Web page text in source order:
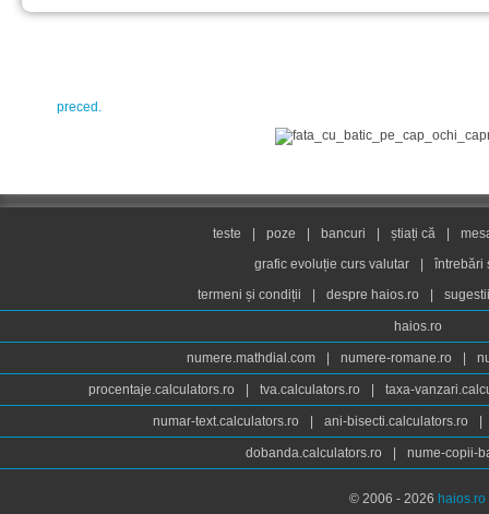
preced.
teste poze bancuri știați că
grafic evoluție curs valutar
întrebări
termeni și condiții
despre haios.ro
haios.ro
numere.mathdial.com numere-romane.ro
procentaje.calculators.ro tva.calculators.ro taxa-
numar-text.calculators.ro ani-bisecti.calculators.ro
dobanda.calculators.ro nume-copii-
© 2006 - 2026 haios.ro